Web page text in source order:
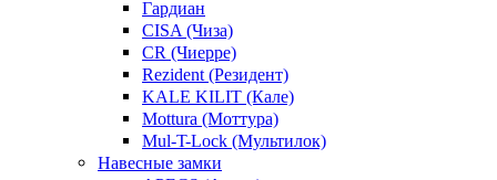
Гардиан
CISA (Чиза)
CR (Чиерре)
Rezident (Резидент)
KALE KILIT (Кале)
Mottura (Моттура)
Mul-T-Lock (Мультилок)
Навесные замки